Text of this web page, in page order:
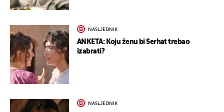
NASLJEDNIK
ANKETA: Koju ženu bi Serhat trebao
izabrati?
NASLJEDNIK